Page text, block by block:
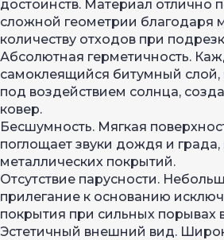
достоинств. Материал отлично
сложной геометрии благодаря
количеству отходов при
Абсолютная герметичность.
самоклеящийся битумный слой,
под воздействием солнца,
ковер.
Бесшумность. Мягкая
поглощает звуки дождя и града,
металлических покрытий.
Отсутствие парусности.
прилегание к основанию
покрытия при сильных порывах
Эстетичный внешний вид.